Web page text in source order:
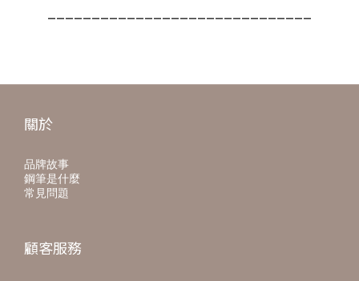
關於
品牌故事
鋼筆是什麼
常見問題
顧客服務